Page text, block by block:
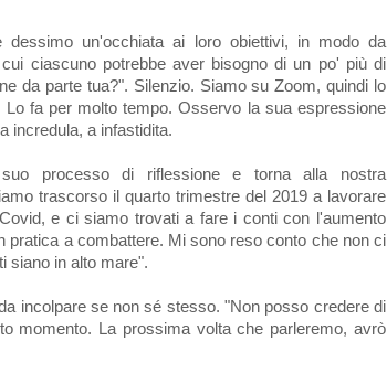
un'occhiata ai loro obiettivi, in modo da
ciascuno potrebbe aver bisogno di un po' più di
da parte tua?". Silenzio. Siamo su Zoom, quindi lo
fa per molto tempo. Osservo la sua espressione
incredula, a infastidita.
suo processo di riflessione e torna alla nostra
trascorso il quarto trimestre del 2019 a lavorare
e ci siamo trovati a fare i conti con l'aumento
pratica a combattere. Mi sono reso conto che non ci
siano in alto mare".
incolpare se non sé stesso. "Non posso credere di
momento. La prossima volta che parleremo, avrò